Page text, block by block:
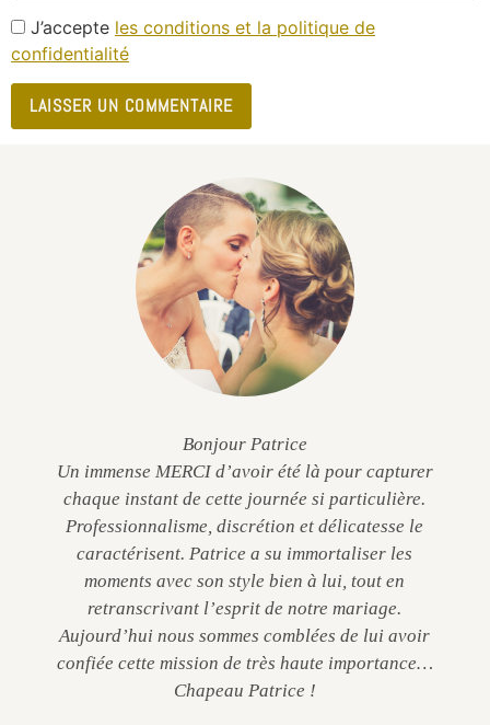
J’accepte les conditions et la politique de
confidentialité
Bonjour Patrice
Un immense MERCI d’avoir été là pour capturer
chaque instant de cette journée si particulière.
Professionnalisme, discrétion et délicatesse le
caractérisent. Patrice a su immortaliser les
moments avec son style bien à lui, tout en
retranscrivant l’esprit de notre mariage.
Aujourd’hui nous sommes comblées de lui avoir
confiée cette mission de très haute importance…
Chapeau Patrice !